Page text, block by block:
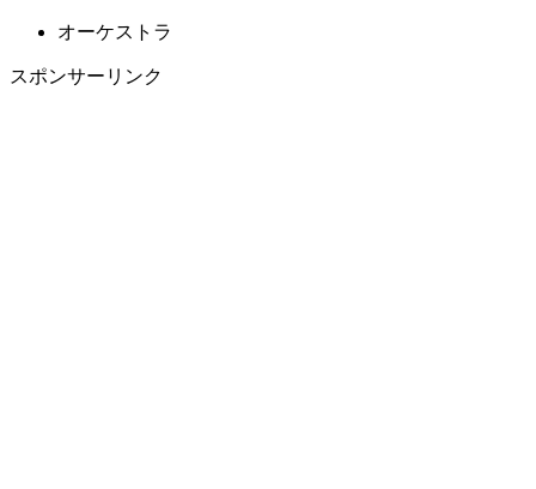
オーケストラ
スポンサーリンク